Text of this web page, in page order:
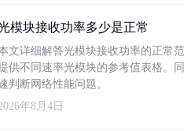
模块接收功率多少是正常
文详细解答光模块接收功率的正常
供不同速率光模块的参考值表格。
判断网络性能问题。
年8月4日